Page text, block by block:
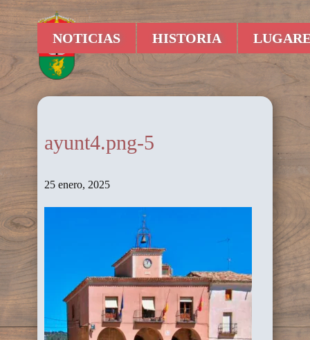
NOTICIAS HISTORIA
ayunt4.png-5
25 enero, 2025